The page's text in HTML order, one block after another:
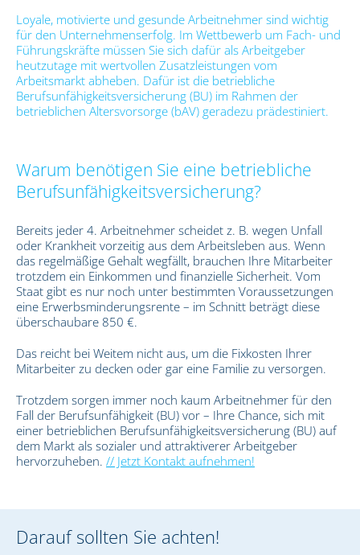
Loyale, motivierte und gesunde Arbeitnehmer sind wichtig
für den Unternehmenserfolg. Im Wettbewerb um Fach- und
Führungskräfte müssen Sie sich dafür als Arbeitgeber
heutzutage mit wertvollen Zusatzleistungen vom
Arbeitsmarkt abheben. Dafür ist die betriebliche
Berufsunfähigkeitsversicherung (BU) im Rahmen der
betrieblichen Altersvorsorge (bAV) geradezu prädestiniert.
Warum benötigen Sie eine betriebliche
Berufsunfähigkeitsversicherung?
Bereits jeder 4. Arbeitnehmer scheidet z. B. wegen Unfall
oder Krankheit vorzeitig aus dem Arbeitsleben aus. Wenn
das regelmäßige Gehalt wegfällt, brauchen Ihre Mitarbeiter
trotzdem ein Einkommen und finanzielle Sicherheit. Vom
Staat gibt es nur noch unter bestimmten Voraussetzungen
eine Erwerbsminderungsrente – im Schnitt beträgt diese
überschaubare 850 €.
Das reicht bei Weitem nicht aus, um die Fixkosten Ihrer
Mitarbeiter zu decken oder gar eine Familie zu versorgen.
Trotzdem sorgen immer noch kaum Arbeitnehmer für den
Fall der Berufsunfähigkeit (BU) vor – Ihre Chance, sich mit
einer betrieblichen Berufsunfähigkeitsversicherung (BU) auf
dem Markt als sozialer und attraktiverer Arbeitgeber
hervorzuheben. // Jetzt Kontakt aufnehmen!
Darauf sollten Sie achten!